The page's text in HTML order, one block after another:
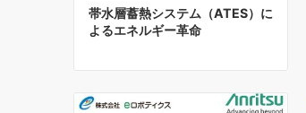
帯水層蓄熱システム（ATES）に
よるエネルギー革命